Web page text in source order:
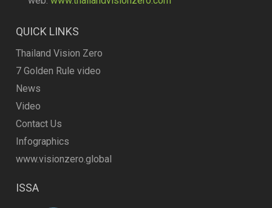
QUICK LINKS
Thailand Vision Zero
7 Golden Rule video
News
Video
Contact Us
Infographics
www.visionzero.global
ISSA